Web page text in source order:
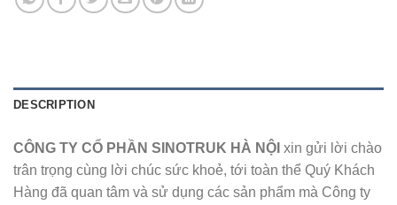
DESCRIPTION
CÔNG TY CỔ PHẦN SINOTRUK HÀ NỘI xin gửi lời chào
trân trọng cùng lời chúc sức khoẻ, tới toàn thể Quý Khách
Hàng đã quan tâm và sử dụng các sản phẩm mà Công ty